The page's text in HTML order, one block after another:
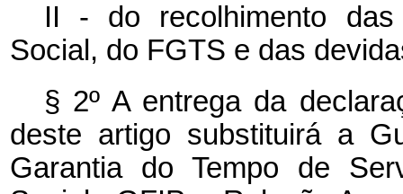
II - do recolhimento das
Social, do FGTS e das
§ 2º A entrega da
deste artigo substituirá a
Garantia do Tempo de